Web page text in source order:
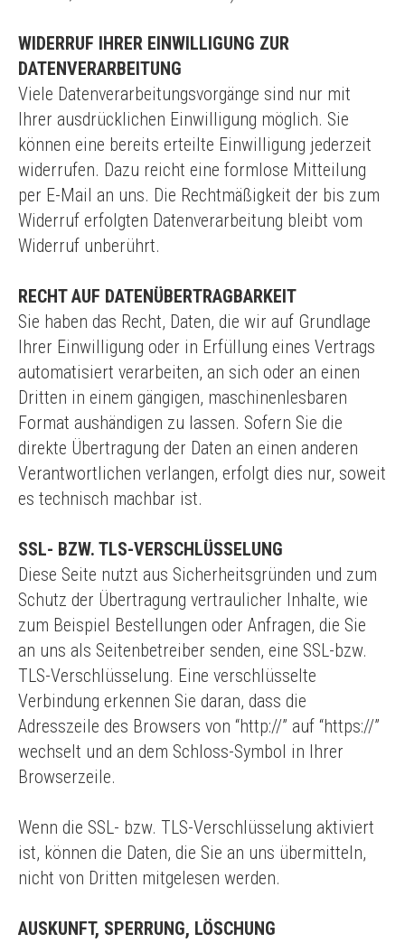
WIDERRUF IHRER EINWILLIGUNG ZUR
DATENVERARBEITUNG
Viele Datenverarbeitungsvorgänge sind nur mit
Ihrer ausdrücklichen Einwilligung möglich. Sie
können eine bereits erteilte Einwilligung jederzeit
widerrufen. Dazu reicht eine formlose Mitteilung
per E-Mail an uns. Die Rechtmäßigkeit der bis zum
Widerruf erfolgten Datenverarbeitung bleibt vom
Widerruf unberührt.
RECHT AUF DATENÜBERTRAGBARKEIT
Sie haben das Recht, Daten, die wir auf Grundlage
Ihrer Einwilligung oder in Erfüllung eines Vertrags
automatisiert verarbeiten, an sich oder an einen
Dritten in einem gängigen, maschinenlesbaren
Format aushändigen zu lassen. Sofern Sie die
direkte Übertragung der Daten an einen anderen
Verantwortlichen verlangen, erfolgt dies nur, soweit
es technisch machbar ist.
SSL- BZW. TLS-VERSCHLÜSSELUNG
Diese Seite nutzt aus Sicherheitsgründen und zum
Schutz der Übertragung vertraulicher Inhalte, wie
zum Beispiel Bestellungen oder Anfragen, die Sie
an uns als Seitenbetreiber senden, eine SSL-bzw.
TLS-Verschlüsselung. Eine verschlüsselte
Verbindung erkennen Sie daran, dass die
Adresszeile des Browsers von “http://” auf “https://”
wechselt und an dem Schloss-Symbol in Ihrer
Browserzeile.
Wenn die SSL- bzw. TLS-Verschlüsselung aktiviert
ist, können die Daten, die Sie an uns übermitteln,
nicht von Dritten mitgelesen werden.
AUSKUNFT, SPERRUNG, LÖSCHUNG